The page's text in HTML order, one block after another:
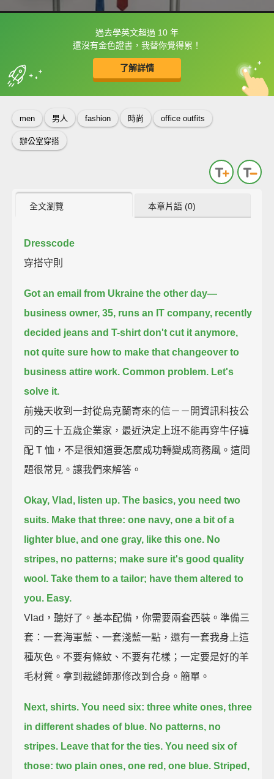
過去學英文超過 10 年
還沒有金色證書，我替你覺得累！
了解詳情
框選或點兩下字幕可以直接查字典喔！
收錄佳句 中
英
men 男人 fashion 時尚 office outfits
辦公室穿搭
全文瀏覽 本章片語 (0)
Dresscode
穿搭守則
Got an email from Ukraine the other day—
business owner, 35, runs an IT company, recently
decided jeans and T-shirt don't cut it anymore,
not quite sure how to make that changeover to
business attire work. Common problem. Let's
solve it.
前幾天收到一封從烏克蘭寄來的信－－開資訊科技公
司的三十五歲企業家，最近決定上班不能再穿牛仔褲
配 T 恤，不是很知道要怎麼成功轉變成商務風。這問
題很常見。讓我們來解答。
Okay, Vlad, listen up. The basics, you need two
suits. Make that three: one navy, one a bit of a
lighter blue, and one gray, like this one. No
stripes, no patterns; make sure it's good quality
wool. Take them to a tailor; have them altered to
you. Easy.
Vlad，聽好了。基本配備，你需要兩套西裝。準備三
套：一套海軍藍、一套淺藍一點，還有一套我身上這
種灰色。不要有條紋、不要有花樣；一定要是好的羊
毛材質。拿到裁縫師那修改到合身。簡單。
Next, shirts. You need six: three white ones, three
in different shades of blue. No patterns, no
stripes. Leave that for the ties. You need six of
those: two plain ones, one red, one blue. Striped,